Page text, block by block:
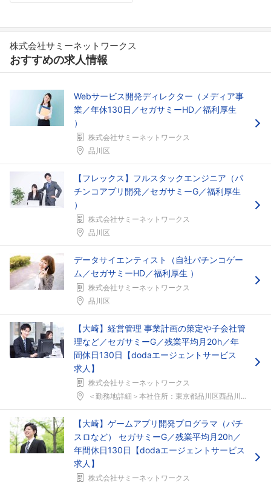
こちらの企業もフォローしませんか？
株式会社サミーネットワークス
おすすめの求人情報
Webサービス開発ディレクター（メディア事
業／年休130日／セガサミーHD／福利厚生
）
株式会社サミーネットワークス
品川区
【フレックス】フルスタックエンジニア（パ
チンコアプリ開発／セガサミーG／福利厚生
）
株式会社サミーネットワークス
品川区
データサイエンティスト（自社パチンコゲー
ム／セガサミーHD／福利厚生 ）
株式会社サミーネットワークス
品川区
【大崎】経営管理 事業計画の策定や子会社管
理など／セガサミーG／残業平均月20h／年
間休日130日【dodaエージェントサービス
求人】
株式会社サミーネットワークス
＜勤務地詳細＞本社住所：東京都品川区西品川1-1-...
【大崎】ゲームアプリ開発プログラマ（パチ
スロなど） セガサミーG／残業平均月20h／
年間休日130日【dodaエージェントサービス
求人】
株式会社サミーネットワークス